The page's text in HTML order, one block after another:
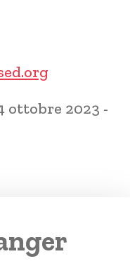
ottobre 2023 -